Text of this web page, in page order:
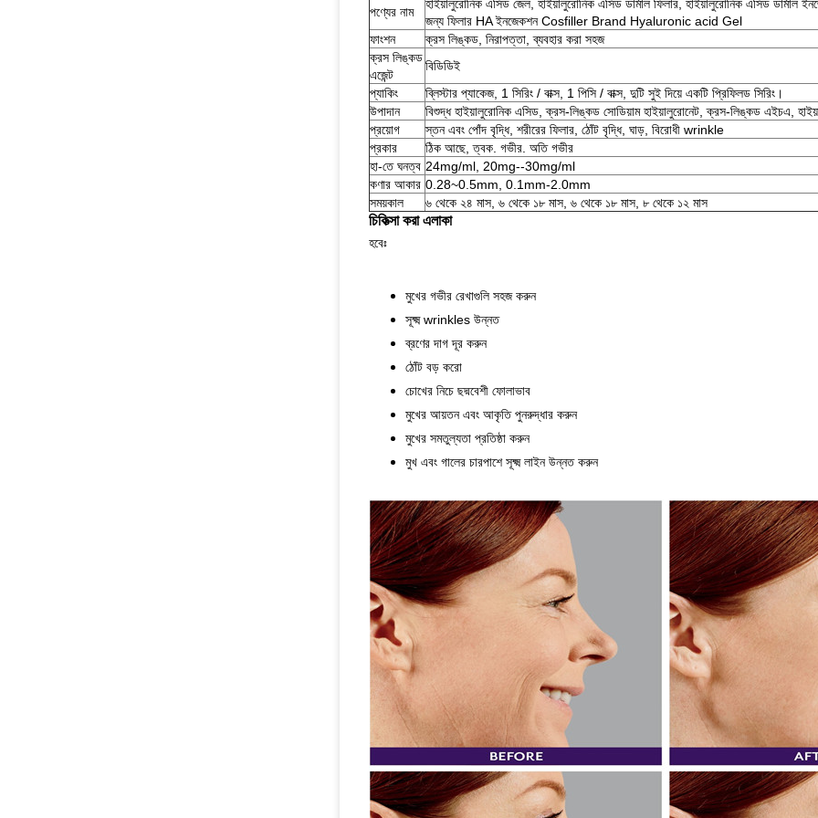
পণ্যের নাম
হাইয়ালুরোনিক এসিড জেল, হাইয়ালুরোনিক এসিড ডার্মাল ফিলার, হাইয়ালুরোনিক এসিড
জন্য ফিলার HA ইনজেকশন Cosfiller Brand Hyaluronic acid Gel
ফাংশন
ক্রস লিঙ্কড, নিরাপত্তা, ব্যবহার করা সহজ
ক্রস লিঙ্কড
এজেন্ট
বিডিডিই
প্যাকিং
ব্লিস্টার প্যাকেজ, 1 সিরিং / বাক্স, 1 পিসি / বাক্স, দুটি সুই দিয়ে একটি প্রিফিলড সিরিং।
উপাদান
বিশুদ্ধ হাইয়ালুরোনিক এসিড, ক্রস-লিঙ্কড সোডিয়াম হাইয়ালুরোনেট, ক্রস-লিঙ্কড এইচএ,
প্রয়োগ
স্তন এবং পোঁদ বৃদ্ধি, শরীরের ফিলার, ঠোঁট বৃদ্ধি, ঘাড়, বিরোধী wrinkle
প্রকার
ঠিক আছে, ত্বক. গভীর. অতি গভীর
হা-তে ঘনত্ব 24mg/ml, 20mg--30mg/ml
কণার আকার 0.28~0.5mm, 0.1mm-2.0mm
সময়কাল
৬ থেকে ২৪ মাস, ৬ থেকে ১৮ মাস, ৬ থেকে ১৮ মাস, ৮ থেকে ১২ মাস
চিকিত্সা করা এলাকা
হবেঃ
মুখের গভীর রেখাগুলি সহজ করুন
সূক্ষ্ম wrinkles উন্নত
ব্রণের দাগ দূর করুন
ঠোঁট বড় করো
চোখের নিচে ছদ্মবেশী ফোলাভাব
মুখের আয়তন এবং আকৃতি পুনরুদ্ধার করুন
মুখের সমতুল্যতা প্রতিষ্ঠা করুন
মুখ এবং গালের চারপাশে সূক্ষ্ম লাইন উন্নত করুন